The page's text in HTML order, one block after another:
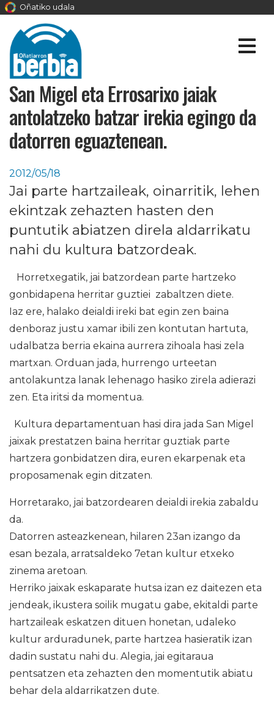
Oñatiko udala
San Migel eta Errosarixo jaiak
antolatzeko batzar irekia egingo da
datorren eguaztenean.
2012/05/18
Jai parte hartzaileak, oinarritik, lehen
ekintzak zehazten hasten den
puntutik abiatzen direla aldarrikatu
nahi du kultura batzordeak.
Horretxegatik, jai batzordean parte hartzeko
gonbidapena herritar guztiei zabaltzen diete.
Iaz ere, halako deialdi ireki bat egin zen baina
denboraz justu xamar ibili zen kontutan hartuta,
udalbatza berria ekaina aurrera zihoala hasi zela
martxan. Orduan jada, hurrengo urteetan
antolakuntza lanak lehenago hasiko zirela adierazi
zen. Eta iritsi da momentua.
Kultura departamentuan hasi dira jada San Migel
jaixak prestatzen baina herritar guztiak parte
hartzera gonbidatzen dira, euren ekarpenak eta
proposamenak egin ditzaten.
Horretarako, jai batzordearen deialdi irekia zabaldu
da.
Datorren asteazkenean, hilaren 23an izango da
esan bezala, arratsaldeko 7etan kultur etxeko
zinema aretoan.
Herriko jaixak eskaparate hutsa izan ez daitezen eta
jendeak, ikustera soilik mugatu gabe, ekitaldi parte
hartzaileak eskatzen dituen honetan, udaleko
kultur arduradunek, parte hartzea hasieratik izan
dadin sustatu nahi du. Alegia, jai egitaraua
pentsatzen eta zehazten den momentutik abiatu
behar dela aldarrikatzen dute.